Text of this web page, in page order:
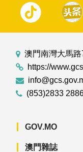
澳門南灣大馬
https://
(853)2833
GOV.MO
澳門雜誌